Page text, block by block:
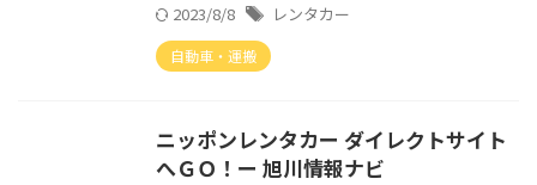
2023/8/8 レンタカー
自動車・運搬
ニッポンレンタカー ダイレクトサイト
へＧＯ！ー 旭川情報ナビ